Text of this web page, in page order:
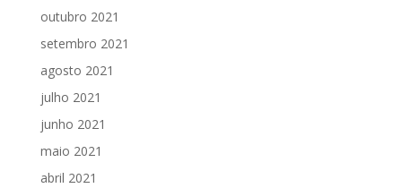
outubro 2021
setembro 2021
agosto 2021
julho 2021
junho 2021
maio 2021
abril 2021